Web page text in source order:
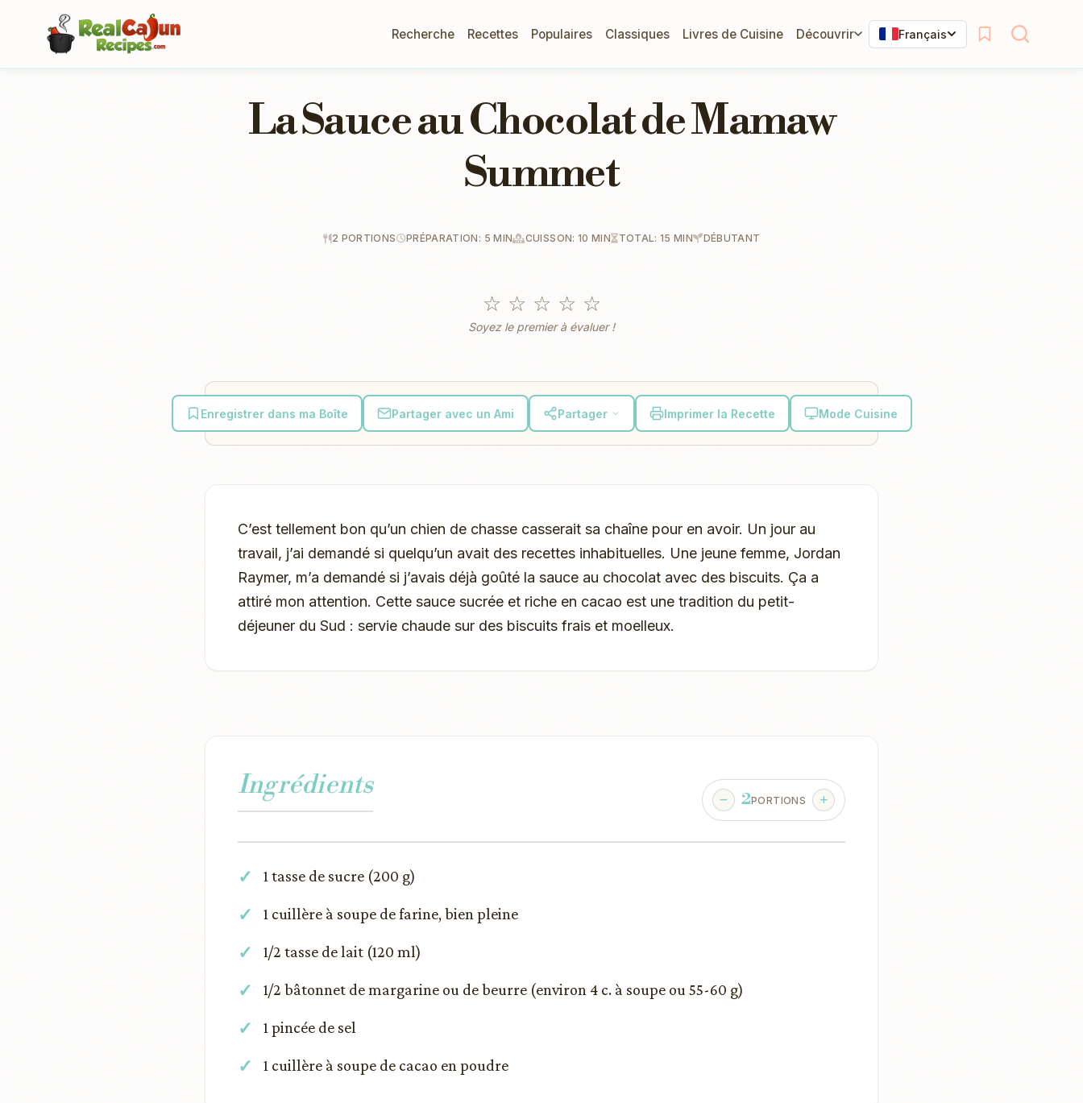
Recherche Recettes Populaires Classiques Livres de Cuisine Découvrir Français
La Sauce au Chocolat de Mamaw
Summet
2 PORTIONS PRÉPARATION: 5 MIN CUISSON: 10 MIN TOTAL: 15 MIN DÉBUTANT
☆ ☆ ☆ ☆ ☆
Soyez le premier à évaluer !
Enregistrer dans ma Boîte Partager avec un Ami Partager Imprimer la Recette Mode Cuisine
C’est tellement bon qu’un chien de chasse casserait sa chaîne pour en avoir. Un jour au
travail, j’ai demandé si quelqu’un avait des recettes inhabituelles. Une jeune femme, Jordan
Raymer, m’a demandé si j’avais déjà goûté la sauce au chocolat avec des biscuits. Ça a
attiré mon attention. Cette sauce sucrée et riche en cacao est une tradition du petit-
déjeuner du Sud : servie chaude sur des biscuits frais et moelleux.
Ingrédients 2PORTIONS
1 tasse de sucre (200 g)
1 cuillère à soupe de farine, bien pleine
1/2 tasse de lait (120 ml)
1/2 bâtonnet de margarine ou de beurre (environ 4 c. à soupe ou 55-60 g)
1 pincée de sel
1 cuillère à soupe de cacao en poudre